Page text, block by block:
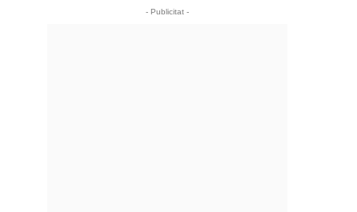
- Publicitat -